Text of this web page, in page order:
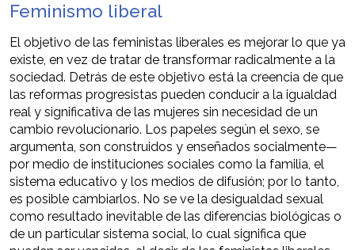
Feminismo liberal
El objetivo de las feministas liberales es mejorar lo que ya
existe, en vez de tratar de transformar radicalmente a la
sociedad. Detrás de este objetivo está la creencia de que
las reformas progresistas pueden conducir a la igualdad
real y significativa de las mujeres sin necesidad de un
cambio revolucionario. Los papeles según el sexo, se
argumenta, son construidos y enseñados socialmente—
por medio de instituciones sociales como la familia, el
sistema educativo y los medios de difusión; por lo tanto,
es posible cambiarlos. No se ve la desigualdad sexual
como resultado inevitable de las diferencias biológicas o
de un particular sistema social, lo cual significa que